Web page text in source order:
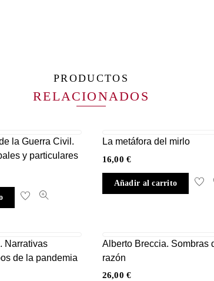
PRODUCTOS
RELACIONADOS
la Guerra Civil.
y particulares
La metáfora del mirlo
16,00€
Añadir al carrito
Narrativas
de la pandemia
Alberto Breccia. Sombras
razón
26,00€